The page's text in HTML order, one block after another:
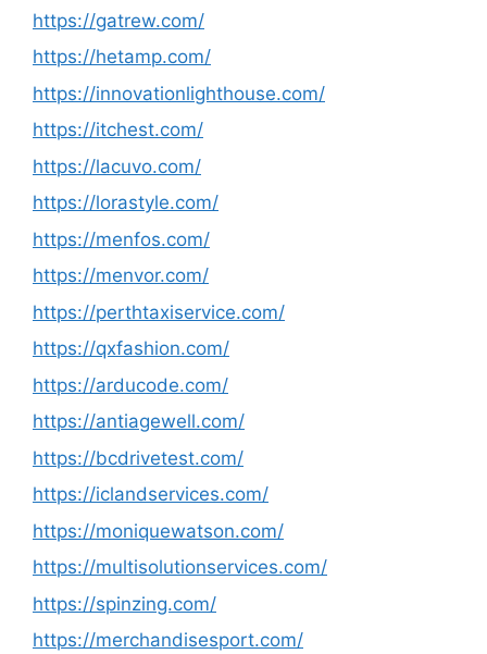
https://gatrew.com/
https://hetamp.com/
https://innovationlighthouse.com/
https://itchest.com/
https://lacuvo.com/
https://lorastyle.com/
https://menfos.com/
https://menvor.com/
https://perthtaxiservice.com/
https://qxfashion.com/
https://arducode.com/
https://antiagewell.com/
https://bcdrivetest.com/
https://iclandservices.com/
https://moniquewatson.com/
https://multisolutionservices.com/
https://spinzing.com/
https://merchandisesport.com/